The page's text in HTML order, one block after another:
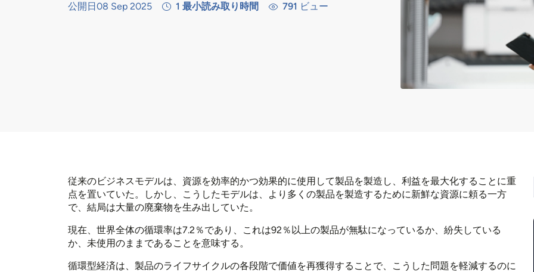
公開日08 Sep 2025 1 最小読み取り時間 791 ビュー
従来のビジネスモデルは、資源を効率的かつ効果的に使用して製品を製造し、利益を最大化することに重
点を置いていた。しかし、こうしたモデルは、より多くの製品を製造するために新鮮な資源に頼る一方
で、結局は大量の廃棄物を生み出していた。
現在、世界全体の循環率は7.2％であり、これは92％以上の製品が無駄になっているか、紛失している
か、未使用のままであることを意味する。
循環型経済は、製品のライフサイクルの各段階で価値を再獲得することで、こうした問題を軽減するのに